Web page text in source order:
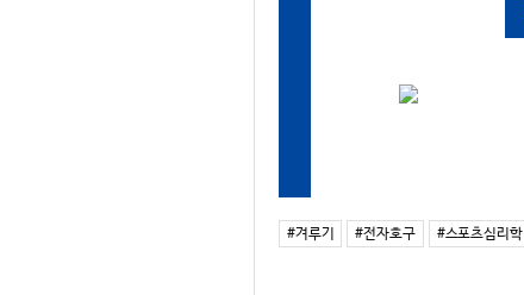
#겨루기 #전자호구 #스포츠심리학